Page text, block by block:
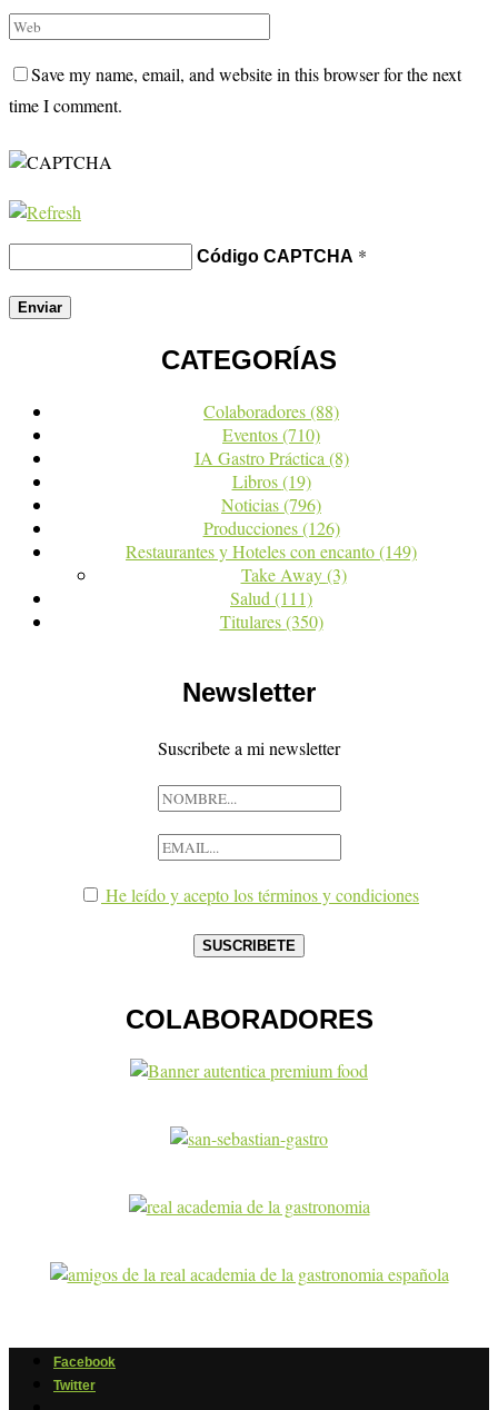
Save my name, email, and website in this browser for the next
time I comment.
Código CAPTCHA *
CATEGORÍAS
Colaboradores(88)
Eventos(710)
IA Gastro Práctica(8)
Libros(19)
Noticias(796)
Producciones(126)
Restaurantes y Hoteles con encanto(149)
Take Away(3)
Salud(111)
Titulares(350)
Newsletter
Suscribete a mi newsletter
He leído y acepto los términos y condiciones
COLABORADORES
Facebook
Twitter